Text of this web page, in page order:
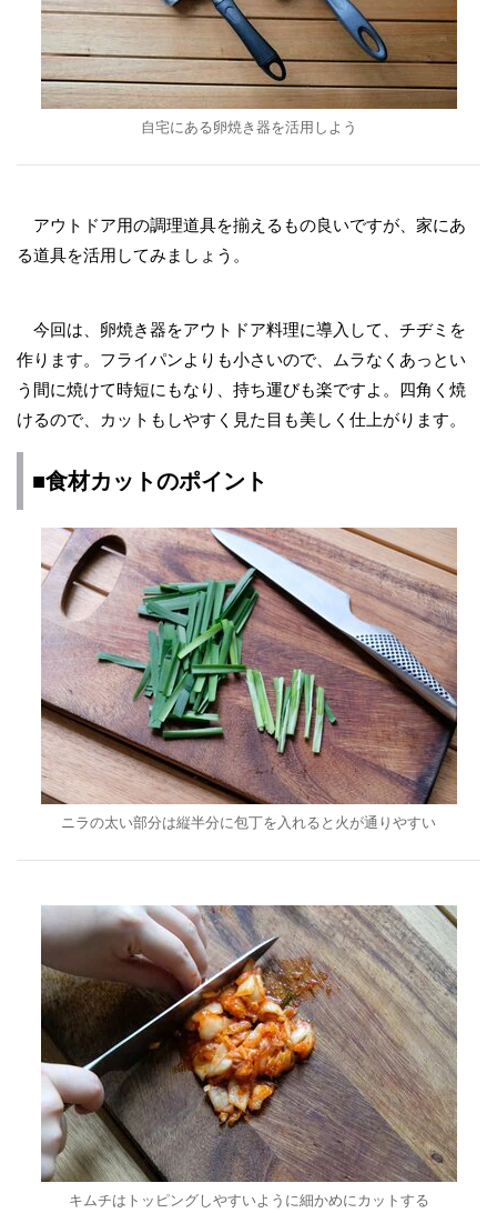
自宅にある卵焼き器を活用しよう
アウトドア用の調理道具を揃えるもの良いですが、家にあ
る道具を活用してみましょう。
今回は、卵焼き器をアウトドア料理に導入して、チヂミを
作ります。フライパンよりも小さいので、ムラなくあっとい
う間に焼けて時短にもなり、持ち運びも楽ですよ。四角く焼
けるので、カットもしやすく見た目も美しく仕上がります。
■食材カットのポイント
ニラの太い部分は縦半分に包丁を入れると火が通りやすい
キムチはトッピングしやすいように細かめにカットする